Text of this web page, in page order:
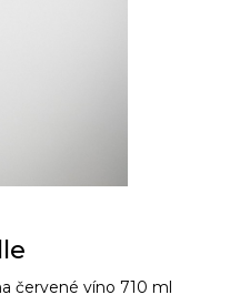
červené víno 710 ml